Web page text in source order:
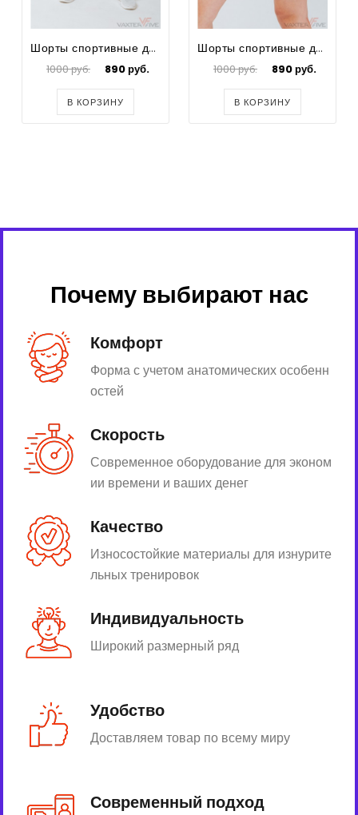
Шорты спортивные для футбола мужские Prima Big Size
1000 руб. 890 руб.
В КОРЗИНУ
Шорты спортивные для футбола для девочек Prima
1000 руб. 890 руб.
В КОРЗИНУ
Почему выбирают нас
Комфорт
Форма с учетом анатомических особенн
остей
Скорость
Современное оборудование для эконом
ии времени и ваших денег
Качество
Износостойкие материалы для изнурите
льных тренировок
Индивидуальность
Широкий размерный ряд
Удобство
Доставляем товар по всему миру
Современный подход